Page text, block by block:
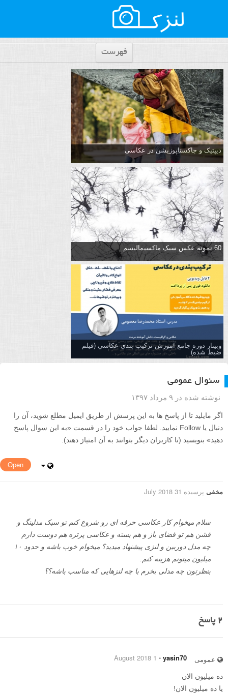
فهرست
دیپتیک و جاکستا‌پوزیشن در عکاسی
60 نمونه عکس سبک ماکسیمالیسم
وبینار دوره جامع آموزش تركيب بندي عكاسي (فیلم
ضبط شده)
سئوال عمومی
نوشته شده در ۹ مرداد ۱۳۹۷
اگر مایلید تا از پاسخ ها به این پرسش از طریق ایمیل مطلع شوید، آن را
دنبال یا Follow نمایید. لطفا جواب خود را در قسمت «به این سوال پاسخ
دهید» بنویسید (تا کاربران دیگر بتوانند به آن امتیاز دهند).
Open
مخفی پرسیده 31 July 2018
سلام میخوام کار عکاسی حرفه ای رو شروع کنم تو سبک مدلینگ و
فشن هم تو فضای باز و هم بسته و عکاسی پرتره هم دوست دارم
چه مدل دوربین و لنزی پیشنهاد میدید؟ میخوام خوب باشه و حدود ١٠
میلیون میتونم هزینه کنم.
بنظرتون چه مدلی بخرم با چه لنزهایی که مناسب باشه؟؟
2 پاسخ
عمومی yasin70
⋅
1 August 2018
ده میلیون الان
یا ده میلیون الان!